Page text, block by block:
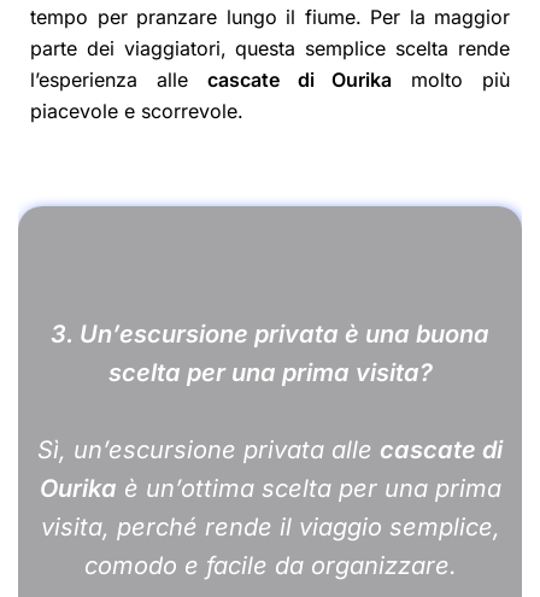
tempo per pranzare lungo il fiume. Per la maggior
parte dei viaggiatori, questa semplice scelta rende
l’esperienza alle cascate di Ourika molto più
piacevole e scorrevole.
3. Un’escursione privata è una buona
scelta per una prima visita?
Sì, un’escursione privata alle cascate di
Ourika è un’ottima scelta per una prima
visita, perché rende il viaggio semplice,
comodo e facile da organizzare.